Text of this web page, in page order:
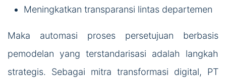
Meningkatkan transparansi lintas departemen
Maka automasi proses persetujuan berbasis
pemodelan yang terstandarisasi adalah langkah
strategis. Sebagai mitra transformasi digital, PT